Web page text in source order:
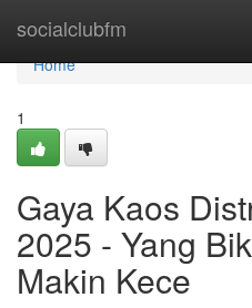
socialclubfm
Home
Home
1
Gaya Kaos
2025 - Yang
Makin Kece